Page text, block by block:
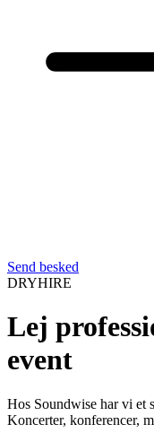
Send besked
DRYHIRE
Lej
event
Hos Soundwise har vi et
Koncerter, konferencer,